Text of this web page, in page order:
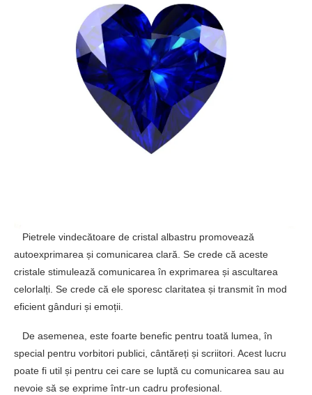
Pietrele vindecătoare de cristal albastru promovează
autoexprimarea și comunicarea clară. Se crede că aceste
cristale stimulează comunicarea în exprimarea și ascultarea
celorlalți. Se crede că ele sporesc claritatea și transmit în mod
eficient gânduri și emoții.
De asemenea, este foarte benefic pentru toată lumea, în
special pentru vorbitori publici, cântăreți și scriitori. Acest lucru
poate fi util și pentru cei care se luptă cu comunicarea sau au
nevoie să se exprime într-un cadru profesional.